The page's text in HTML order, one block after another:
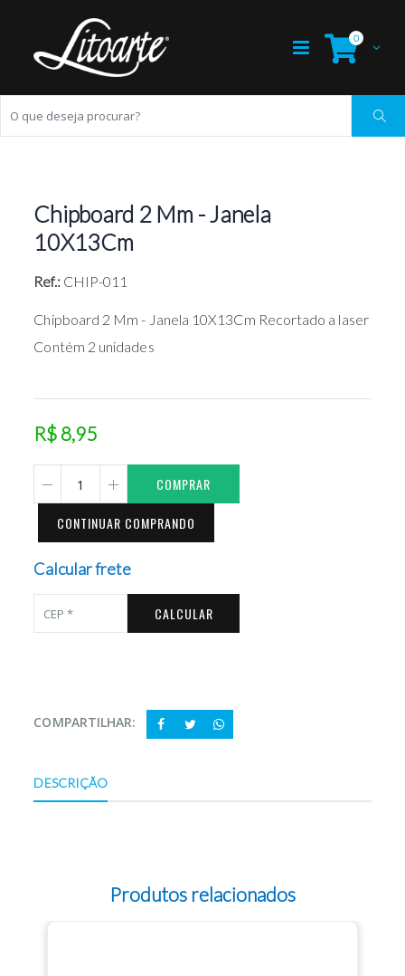
0
Chipboard 2 Mm - Janela
10X13Cm
Ref.: CHIP-011
Chipboard 2 Mm - Janela 10X13Cm Recortado a laser
Contém 2 unidades
R$ 8,95
COMPRAR
CONTINUAR COMPRANDO
Calcular frete
CALCULAR
COMPARTILHAR:
DESCRIÇÃO
Produtos relacionados